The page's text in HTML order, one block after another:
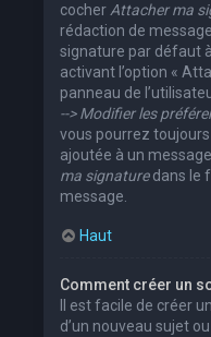
cocherAttacher ma
rédaction de
signature par défaut
activant l’option «
panneau de
--> Modifier les
vous pourrez
ajoutée à un
ma signaturedans le
message.
Haut
Comment créer un
Il est facile de créer
d’un nouveau sujet